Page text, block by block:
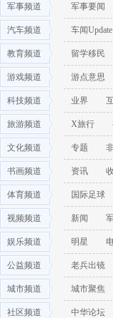
军事频道 军事要闻
汽车频道 车闻Update
教育频道 留学移民
游戏频道 游点意思
科技频道 业界
旅游频道 X旅行
文化频道 专题
书画频道 资讯
体育频道 国际足球
视频频道 新闻
娱乐频道 明星
公益频道 老兵出镜
城市频道 城市聚焦
社区频道 中华论坛